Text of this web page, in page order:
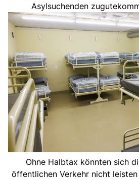
Asylsuchenden
Ohne Halbtax könnten sich
öffentlichen Verkehr nicht